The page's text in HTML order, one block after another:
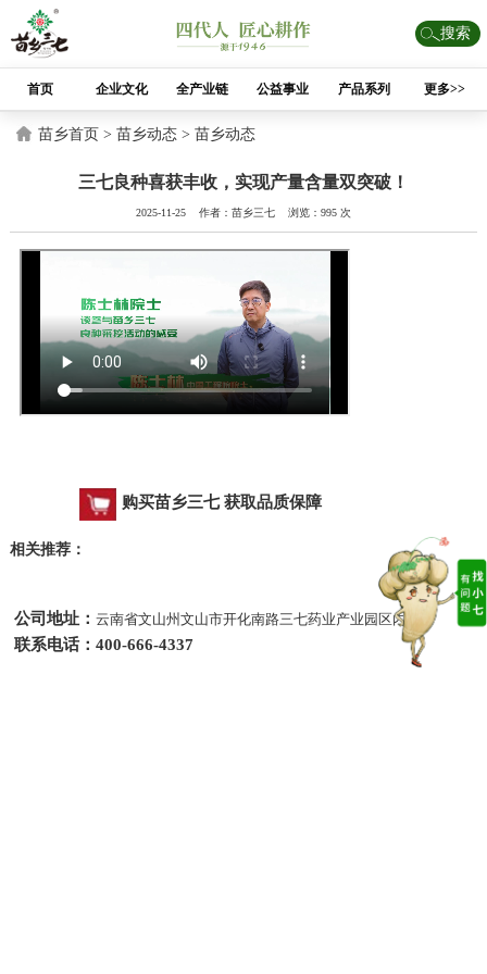
搜索
首页 企业文化 全产业链 公益事业 产品系列 更多>>
苗乡首页 > 苗乡动态 > 苗乡动态
三七良种喜获丰收，实现产量含量双突破！
2025-11-25 作者：苗乡三七 浏览：995 次
购买苗乡三七 获取品质保障
相关推荐：
公司地址：云南省文山州文山市开化南路三七药业产业园区内
联系电话：400-666-4337